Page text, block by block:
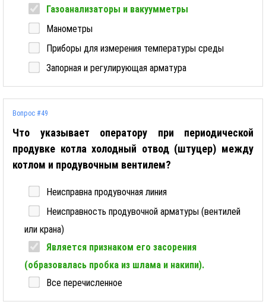
Газоанализаторы и вакуумметры
Манометры
Приборы для измерения температуры среды
Запорная и регулирующая арматура
Вопрос #49
Что указывает оператору при периодической
продувке котла холодный отвод (штуцер) между
котлом и продувочным вентилем?
Неисправна продувочная линия
Неисправность продувочной арматуры (вентилей
или крана)
Является признаком его засорения
(образовалась пробка из шлама и накипи).
Все перечисленное